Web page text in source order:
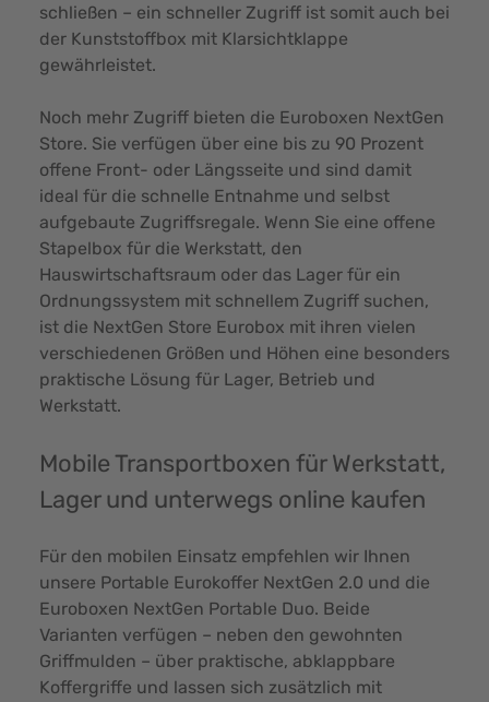
schließen – ein schneller Zugriff ist somit auch bei
der Kunststoffbox mit Klarsichtklappe
gewährleistet.
Noch mehr Zugriff bieten die Euroboxen NextGen
Store. Sie verfügen über eine bis zu 90 Prozent
offene Front- oder Längsseite und sind damit
ideal für die schnelle Entnahme und selbst
aufgebaute Zugriffsregale. Wenn Sie eine offene
Stapelbox für die Werkstatt, den
Hauswirtschaftsraum oder das Lager für ein
Ordnungssystem mit schnellem Zugriff suchen,
ist die NextGen Store Eurobox mit ihren vielen
verschiedenen Größen und Höhen eine besonders
praktische Lösung für Lager, Betrieb und
Werkstatt.
Mobile Transportboxen für Werkstatt,
Lager und unterwegs online kaufen
Für den mobilen Einsatz empfehlen wir Ihnen
unsere Portable Eurokoffer NextGen 2.0 und die
Euroboxen NextGen Portable Duo. Beide
Varianten verfügen – neben den gewohnten
Griffmulden – über praktische, abklappbare
Koffergriffe und lassen sich zusätzlich mit